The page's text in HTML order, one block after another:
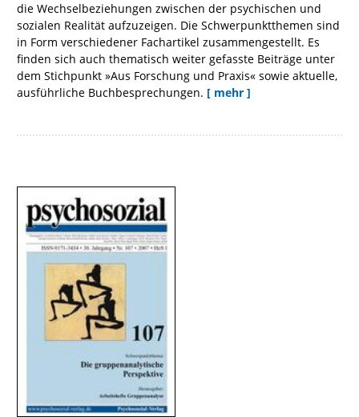
die Wechselbeziehungen zwischen der psychischen und
sozialen Realität aufzuzeigen. Die Schwerpunktthemen sind
in Form verschiedener Fachartikel zusammengestellt. Es
finden sich auch thematisch weiter gefasste Beiträge unter
dem Stichpunkt »Aus Forschung und Praxis« sowie aktuelle,
ausführliche Buchbesprechungen. [ mehr ]